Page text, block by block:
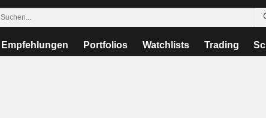
Empfehlungen Portfolios Watchlists Trading